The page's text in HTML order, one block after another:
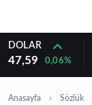
DOLAR
47,59 0,06%
Anasayfa Sözlük